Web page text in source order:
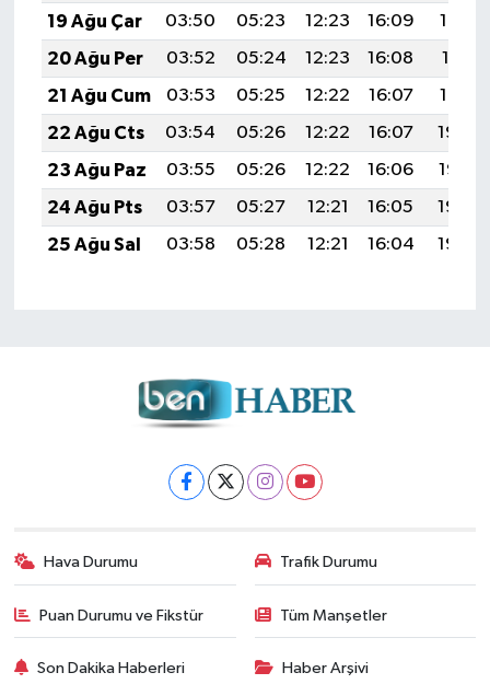
19 Ağu Çar
03:50 05:23 12:23 16:09
19:13
20 Ağu Per
03:52 05:24 12:23 16:08
19:11
21 Ağu Cum
03:53 05:25 12:22 16:07
19:10
22 Ağu Cts
03:54 05:26 12:22 16:07
19:09
23 Ağu Paz
03:55 05:26 12:22 16:06
19:07
24 Ağu Pts
03:57 05:27 12:21 16:05
19:06
25 Ağu Sal
03:58 05:28 12:21 16:04 19:04
Hava Durumu Trafik Durumu
Puan Durumu ve Fikstür Tüm Manşetler
Son Dakika Haberleri Haber Arşivi